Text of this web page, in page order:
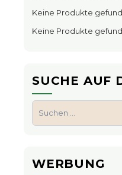
Keine Produkte
Keine Produkte
SUCHE AUF
Suchen
nach:
WERBUNG